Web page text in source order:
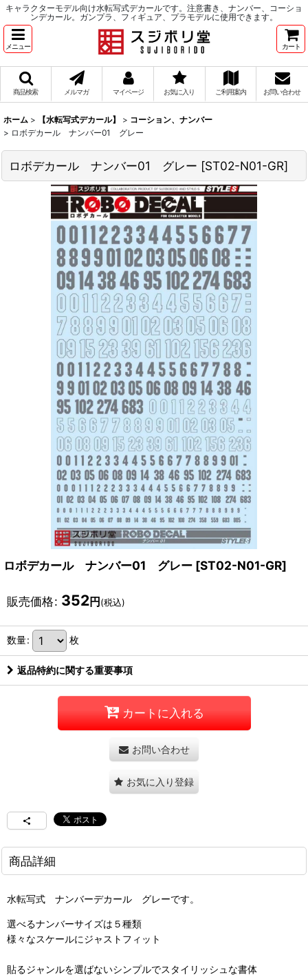
キャラクターモデル向け水転写式デカールです。注意書き、ナンバー、コーショ
ンデカール。ガンプラ、フィギュア、プラモデルに使用できます。
メニュー カート
商品検索 メルマガ マイページ お気に入り ご利用案内 お問い合わせ
ホーム > 【水転写式デカール】 > コーション、ナンバー
> ロボデカール ナンバー01 グレー
ロボデカール ナンバー01 グレー [ST02-N01-GR]
ロボデカール ナンバー01 グレー [ST02-N01-GR]
販売価格: 352円(税込)
数量: 枚
返品特約に関する重要事項
カートに入れる
お問い合わせ
お気に入り登録
商品詳細
水転写式 ナンバーデカール グレーです。
選べるナンバーサイズは５種類
様々なスケールにジャストフィット
貼るジャンルを選ばないシンプルでスタイリッシュな書体